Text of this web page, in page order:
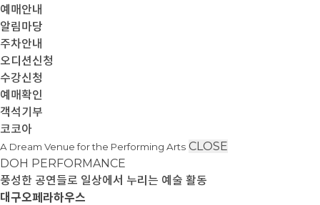
예매안내
알림마당
주차안내
오디션신청
수강신청
예매확인
객석기부
코코아
A Dream Venue for the Performing Arts CLOSE
DOH PERFORMANCE
풍성한 공연들로 일상에서 누리는 예술 활동
대구오페라하우스